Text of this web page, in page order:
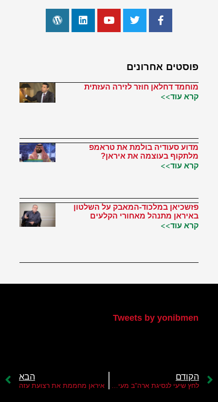
פוסטים אחרונים
מוחמד דחלאן חוזר לזירה העזתית
קרא עוד>>
מדוע סעודיה בולמת את טראמפ
מלתקוף בעוצמה את איראן?
קרא עוד>>
פזשכיאן במלכוד-המאבק על השלטון
באיראן מתנהל מאחורי הקלעים
קרא עוד>>
Tweets by yonibmen
הקודם
לחץ שיעי לנסיגת ארה"ב מעיראק
הבא
איראן מחממת את רצועת עזה